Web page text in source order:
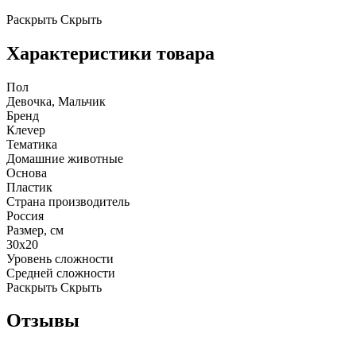
Раскрыть Скрыть
Характеристики товара
Пол
Девочка, Мальчик
Бренд
Клеvер
Тематика
Домашние животные
Основа
Пластик
Страна производитель
Россия
Размер, см
30х20
Уровень сложности
Средней сложности
Раскрыть Скрыть
Отзывы